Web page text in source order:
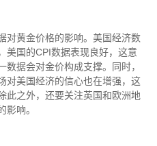
对黄金价格的影响。美国经济数
美国的CPI数据表现良好，这意
据会对金价构成支撑。同时，
对美国经济的信心也在增强，这
此之外，还要关注英国和欧洲地
影响。